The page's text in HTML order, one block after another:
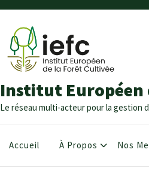
Institut Européen
Le réseau multi-acteur pour la gestion
Accueil À Propos Nos